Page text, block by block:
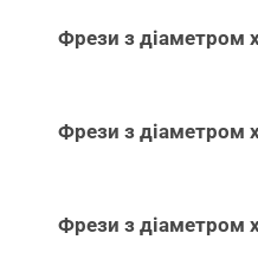
Фрези з діаметром
Фрези з діаметром
Фрези з діаметром